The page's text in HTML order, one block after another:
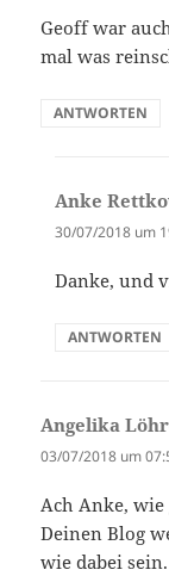
Geoff war
mal was
ANTWORTEN
Anke
30/07/2018 um
Danke, und
ANTWORTEN
Angelika
03/07/2018 um
Ach Anke, wie
Deinen Blog
wie dabei sein.